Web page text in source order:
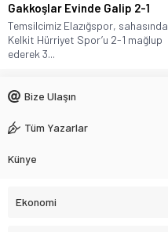
Gakkoşlar Evinde Galip 2-1
Temsilcimiz Elazığspor, sahasında
Kelkit Hürriyet Spor’u 2-1 mağlup
ederek 3...
Bize Ulaşın
Tüm Yazarlar
Künye
Ekonomi